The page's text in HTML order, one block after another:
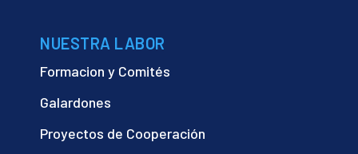
NUESTRA LABOR
Formacion y Comités
Galardones
Proyectos de Cooperación